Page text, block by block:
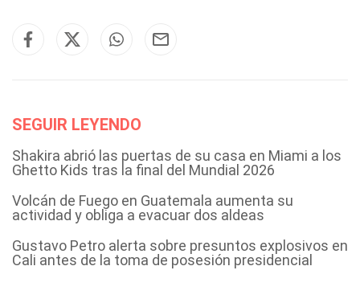
SEGUIR LEYENDO
Shakira abrió las puertas de su casa en Miami a los
Ghetto Kids tras la final del Mundial 2026
Volcán de Fuego en Guatemala aumenta su
actividad y obliga a evacuar dos aldeas
Gustavo Petro alerta sobre presuntos explosivos en
Cali antes de la toma de posesión presidencial